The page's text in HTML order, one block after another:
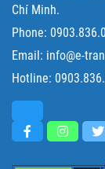
Chí Minh.
Phone:
Email: info@e-
Hotline: